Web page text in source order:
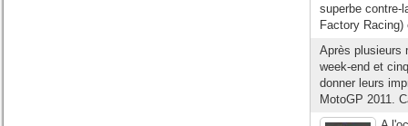
superbe contre-
Factory
Après plusieurs
week-end et
donner leurs
MotoGP 2011.